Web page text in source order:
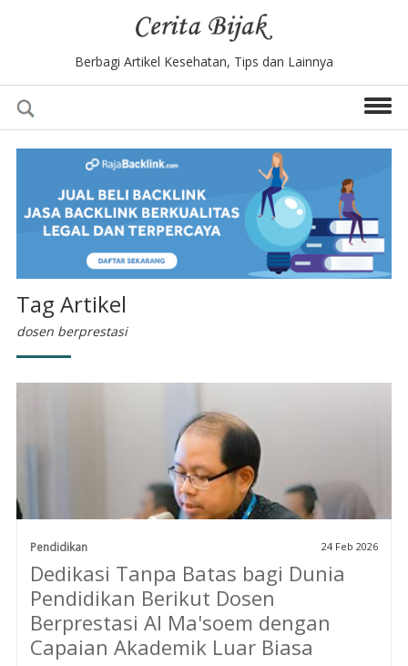
Berbagi Artikel Kesehatan, Tips dan Lainnya
Tag Artikel
dosen berprestasi
Pendidikan 24 Feb 2026
Dedikasi Tanpa Batas bagi Dunia
Pendidikan Berikut Dosen
Berprestasi Al Ma'soem dengan
Capaian Akademik Luar Biasa